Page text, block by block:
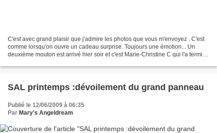
C'est avec grand plaisir que j'admire les photos que vous m'envoyez . C'est
comme lorsqu'on ouvre un cadeau surprise. Toujours une émotion... Un
deuxième mouton est arrivé hier soir et c'est Marie-Christine C qui l'a terminé
SAL printemps :dévoilement du grand panneau
Publié le 12/06/2009 à 06:35
Par Mary's Angeldream